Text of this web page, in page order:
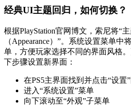
经典UI主题回归，如何切换？
根据PlayStation官网博文，索尼将“
（Appearance）”。系统设置菜单中
单，方便玩家选择不同的界面风格
下步骤设置新界面：
在PS5主界面找到并点击“设置
进入“系统设置”菜单
向下滚动至“外观”子菜单